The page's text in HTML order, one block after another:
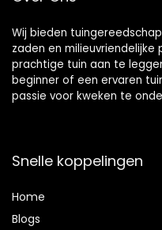
Wij bieden
zaden en
prachtige tuin aan te
beginner of een ervaren
passie voor kweken te
Snelle koppelingen
Home
Blogs